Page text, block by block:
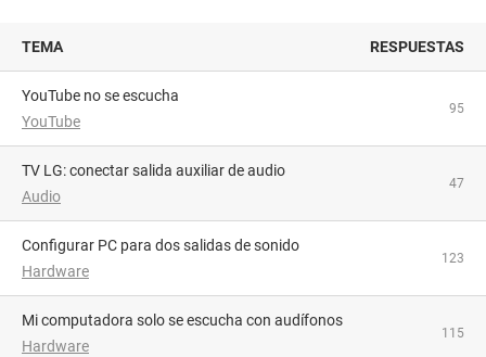
TEMA RESPUESTAS
YouTube no se escucha
YouTube
95
TV LG: conectar salida auxiliar de audio
Audio
47
Configurar PC para dos salidas de sonido
Hardware
123
Mi computadora solo se escucha con audífonos
Hardware
115